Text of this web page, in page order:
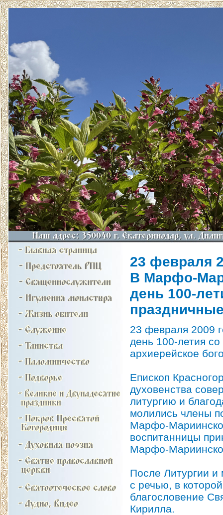
23 февраля
В Марфо-
день 100-
23 февраля 2009
день 100-летия
архиерейское
Епископ
духовенства
литургию и
молились члены
Марфо-
воспитанницы
Марфо-
После Литургии и
с речью, в
благословение
Кирилла.